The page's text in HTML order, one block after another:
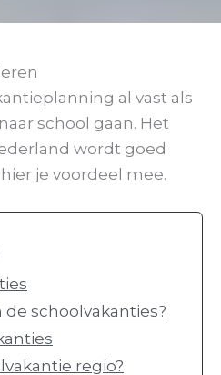
al vast als
school gaan. Het
wordt goed
je voordeel mee.
de schoolvakanties?
regio?